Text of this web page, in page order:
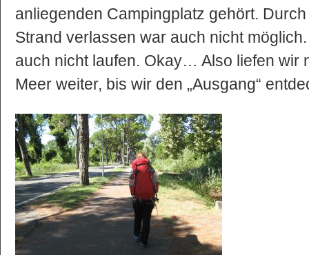
anliegenden Campingplatz gehört.
Strand verlassen war auch nicht
auch nicht laufen. Okay… Also liefen wir
Meer weiter, bis wir den „Ausgang“